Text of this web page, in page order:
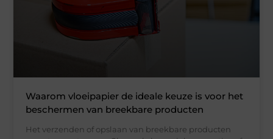
Waarom vloeipapier de ideale keuze is voor het
beschermen van breekbare producten
Het verzenden of opslaan van breekbare producten